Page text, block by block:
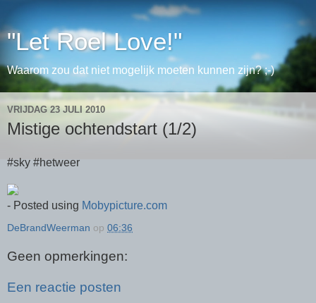
"Let Roel Love!"
Waarom zou dat niet mogelijk moeten kunnen zijn? ;-)
VRIJDAG 23 JULI 2010
Mistige ochtendstart (1/2)
#sky #hetweer
- Posted using Mobypicture.com
DeBrandWeerman op 06:36
Geen opmerkingen:
Een reactie posten